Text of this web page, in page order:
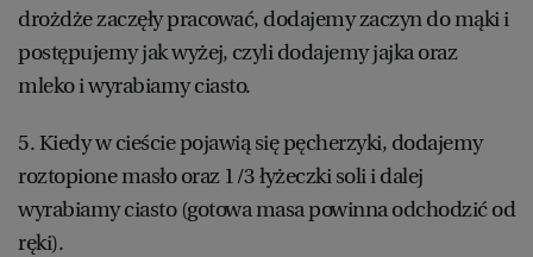
drożdże zaczęły pracować, dodajemy zaczyn do mąki i
postępujemy jak wyżej, czyli dodajemy jajka oraz
mleko i wyrabiamy ciasto.
5. Kiedy w cieście pojawią się pęcherzyki, dodajemy
roztopione masło oraz 1/3 łyżeczki soli i dalej
wyrabiamy ciasto (gotowa masa powinna odchodzić od
ręki).